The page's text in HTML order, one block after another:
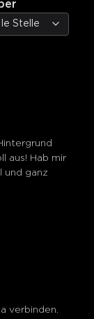
le Stelle
aus! Hab mir
und ganz
verbinden.